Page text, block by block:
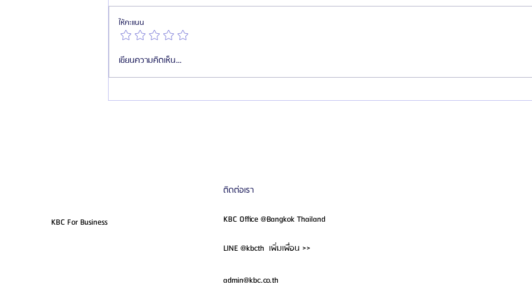
รีวิว: ศัลยกรรมเปิดหัวตา | โรงพยาบาล
ศัลยกรรมเอโตน (Etonne Plastic
ตาล่าง และยกกระชับหน้าแก้ม | โรง
Plastic Surgery)
Plastic
ให้คะแนน
เขียนความคิดเห็น…
KBC For Business
ติดต่อเรา
KBC Office @Bangkok Thailand
LINE @kbcth เพิ่มเพื่อน >>
admin@kbc.co.th